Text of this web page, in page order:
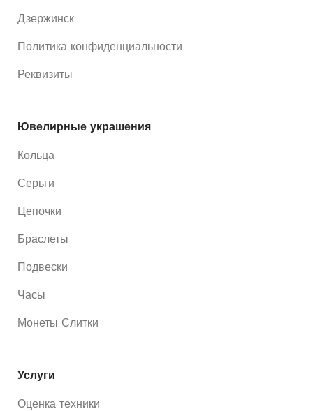
Дзержинск
Политика конфиденциальности
Реквизиты
Ювелирные украшения
Кольца
Серьги
Цепочки
Браслеты
Подвески
Часы
Монеты Слитки
Услуги
Оценка техники